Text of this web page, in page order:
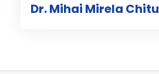
Dr. Mihai Mirela Chitu